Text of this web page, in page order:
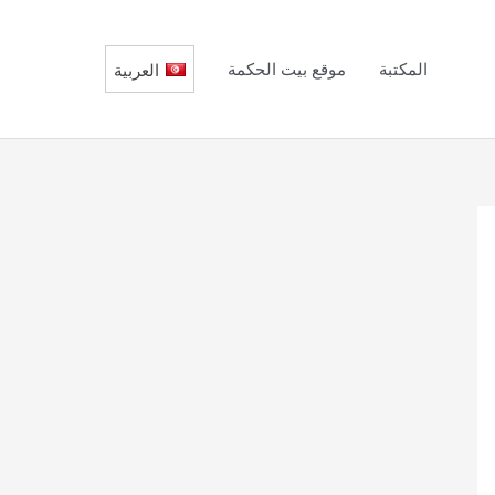
المكتبة موقع بيت الحكمة العربية